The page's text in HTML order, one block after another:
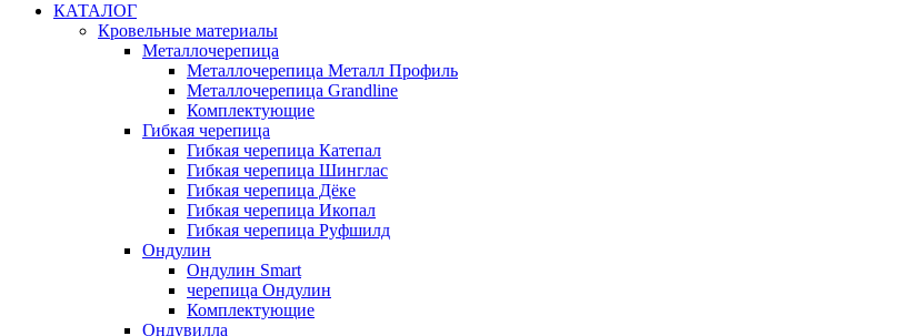
КАТАЛОГ
Кровельные материалы
Металлочерепица
Металлочерепица Металл Профиль
Металлочерепица Grandline
Комплектующие
Гибкая черепица
Гибкая черепица Катепал
Гибкая черепица Шинглас
Гибкая черепица Дёке
Гибкая черепица Икопал
Гибкая черепица Руфшилд
Ондулин
Ондулин Smart
черепица Ондулин
Комплектующие
Ондувилла